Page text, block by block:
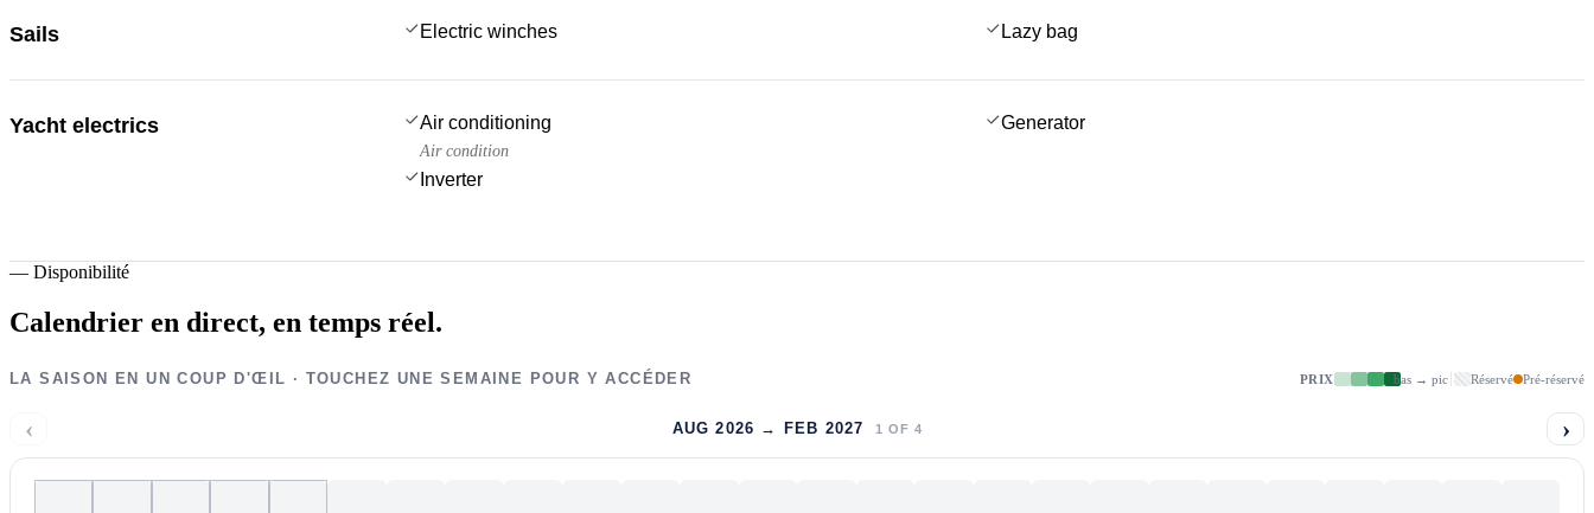
Sails Electric winches Lazy bag
Yacht electrics Air conditioning
Air condition
Generator
Inverter
— Disponibilité
Calendrier en direct, en temps réel.
LA SAISON EN UN COUP D'ŒIL · TOUCHEZ UNE SEMAINE POUR Y ACCÉDER PRIX bas → pic Réservé Pré-réservé
‹ AUG 2026 → FEB 2027 1 OF 4 ›